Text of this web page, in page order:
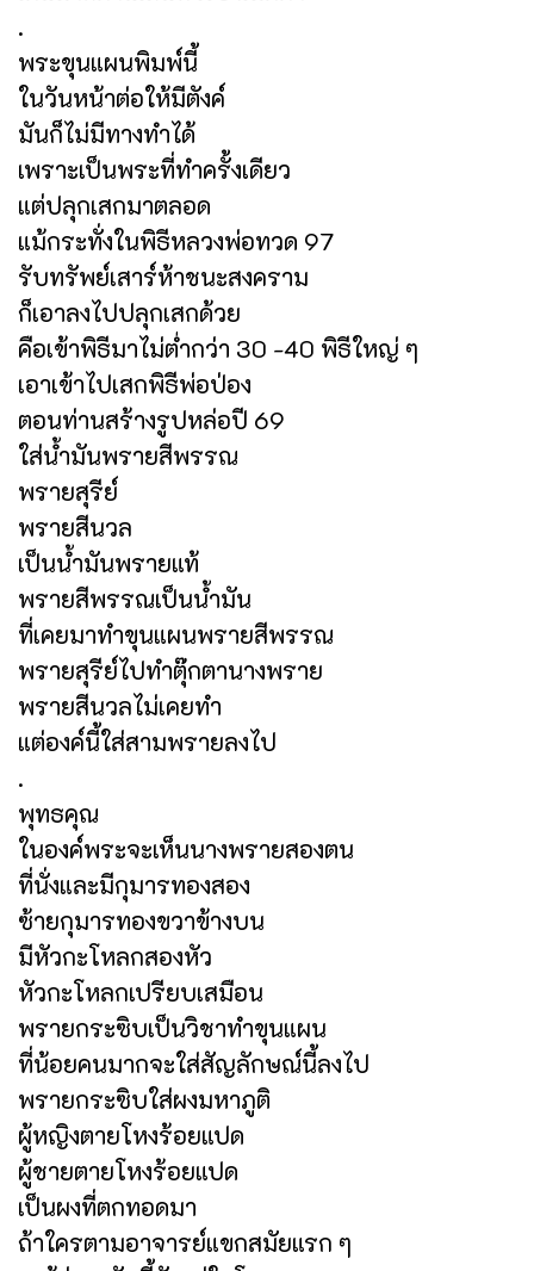
.
พระขุนแผนพิมพ์นี้
ในวันหน้าต่อให้มีตังค์
มันก็ไม่มีทางทำได้
เพราะเป็นพระที่ทำครั้งเดียว
แต่ปลุกเสกมาตลอด
แม้กระทั่งในพิธีหลวงพ่อทวด 97
รับทรัพย์เสาร์ห้าชนะสงคราม
ก็เอาลงไปปลุกเสกด้วย
คือเข้าพิธีมาไม่ต่ำกว่า 30 -40 พิธีใหญ่ ๆ
เอาเข้าไปเสกพิธีพ่อป่อง
ตอนท่านสร้างรูปหล่อปี 69
ใส่น้ำมันพรายสีพรรณ
พรายสุรีย์
พรายสีนวล
เป็นน้ำมันพรายแท้
พรายสีพรรณเป็นน้ำมัน
ที่เคยมาทำขุนแผนพรายสีพรรณ
พรายสุรีย์ไปทำตุ๊กตานางพราย
พรายสีนวลไม่เคยทำ
แต่องค์นี้ใส่สามพรายลงไป
.
พุทธคุณ
ในองค์พระจะเห็นนางพรายสองตน
ที่นั่งและมีกุมารทองสอง
ซ้ายกุมารทองขวาข้างบน
มีหัวกะโหลกสองหัว
หัวกะโหลกเปรียบเสมือน
พรายกระซิบเป็นวิชาทำขุนแผน
ที่น้อยคนมากจะใส่สัญลักษณ์นี้ลงไป
พรายกระซิบใส่ผงมหาภูติ
ผู้หญิงตายโหงร้อยแปด
ผู้ชายตายโหงร้อยแปด
เป็นผงที่ตกทอดมา
ถ้าใครตามอาจารย์แขกสมัยแรก ๆ